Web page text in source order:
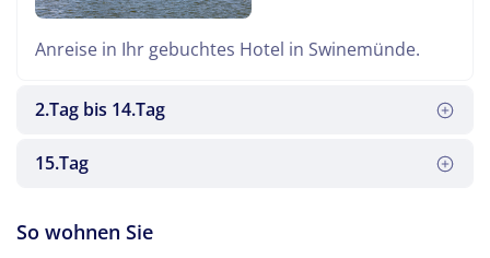
Anreise in Ihr gebuchtes Hotel in Swinemünde.
2.Tag bis 14.Tag
15.Tag
vorbei. Gegen Abend erreichen Sie die Heimat.
So wohnen Sie